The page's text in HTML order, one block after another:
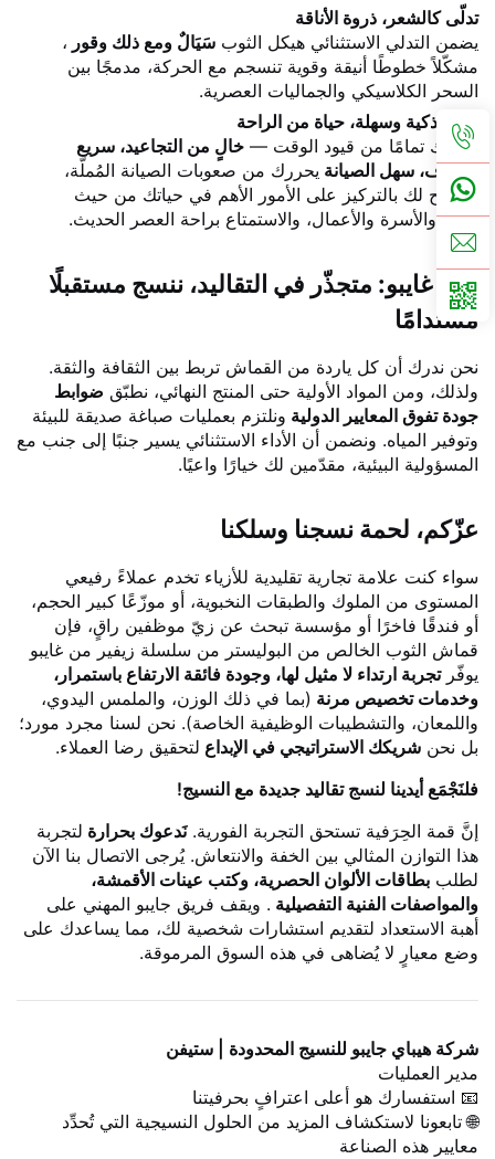
تدلّى كالشعر، ذروة الأناقة
يضمن التدلي الاستثنائي هيكل الثوب سَيَالٌ ومع ذلك وقور ،
مشكّلاً خطوطًا أنيقة وقوية تنسجم مع الحركة، مدمجًا بين
السحر الكلاسيكي والجماليات العصرية.
عناية ذكية وسهلة، حياة من الراحة
يحررك تمامًا من قيود الوقت — خالٍ من التجاعيد، سريع
الجفاف، سهل الصيانة يحررك من صعوبات الصيانة المُملّة،
ويسمح لك بالتركيز على الأمور الأهم في حياتك من حيث
الدين والأسرة والأعمال، والاستمتاع براحة العصر الحديث.
وعد غايبو: متجذّر في التقاليد، ننسج مستقبلًا
مستدامًا
نحن ندرك أن كل ياردة من القماش تربط بين الثقافة والثقة.
ولذلك، ومن المواد الأولية حتى المنتج النهائي، نطبّق ضوابط
جودة تفوق المعايير الدولية ونلتزم بعمليات صباغة صديقة للبيئة
وتوفير المياه. ونضمن أن الأداء الاستثنائي يسير جنبًا إلى جنب مع
المسؤولية البيئية، مقدّمين لك خيارًا واعيًا.
عزّكم، لحمة نسجنا وسلكنا
سواء كنت علامة تجارية تقليدية للأزياء تخدم عملاءً رفيعي
المستوى من الملوك والطبقات النخبوية، أو موزّعًا كبير الحجم،
أو فندقًا فاخرًا أو مؤسسة تبحث عن زيّ موظفين راقٍ، فإن
قماش الثوب الخالص من البوليستر من سلسلة زيفير من غايبو
يوفّرتجربة ارتداء لا مثيل لها، وجودة فائقة الارتفاع باستمرار،
وخدمات تخصيص مرنة (بما في ذلك الوزن، والملمس اليدوي،
واللمعان، والتشطيبات الوظيفية الخاصة). نحن لسنا مجرد مورد؛
بل نحن شريكك الاستراتيجي في الإبداع لتحقيق رضا العملاء.
فلنَجْمَع أيدينا لنسج تقاليد جديدة مع النسيج!
إنَّ قمة الحِرَفية تستحق التجربة الفورية.نَدعوك بحرارة لتجربة
هذا التوازن المثالي بين الخفة والانتعاش. يُرجى الاتصال بنا الآن
لطلب بطاقات الألوان الحصرية، وكتب عينات الأقمشة،
والمواصفات الفنية التفصيلية . ويقف فريق جايبو المهني على
أهبة الاستعداد لتقديم استشارات شخصية لك، مما يساعدك على
وضع معيارٍ لا يُضاهى في هذه السوق المرموقة.
شركة هيباي جايبو للنسيج المحدودة | ستيفن
مدير العمليات
📧 استفسارك هو أعلى اعترافٍ بحرفيتنا
🌐 تابعونا لاستكشاف المزيد من الحلول النسيجية التي تُحدِّد
معايير هذه الصناعة